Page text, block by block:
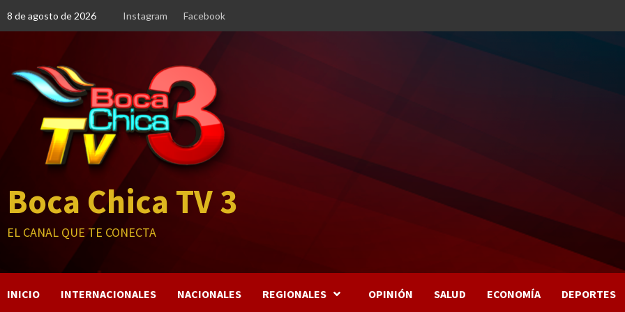
8 de agosto de 2026 Instagram Facebook
Boca Chica TV 3
EL CANAL QUE TE CONECTA
INICIO INTERNACIONALES NACIONALES REGIONALES OPINIÓN SALUD ECONOMÍA DEPORTES